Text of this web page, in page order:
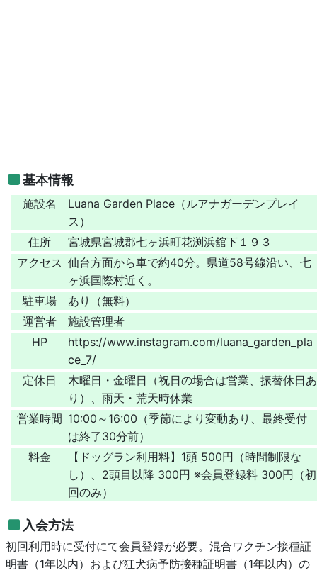
基本情報
施設名
Luana Garden Place（ルアナガーデンプレイ
ス）
住所
宮城県宮城郡七ヶ浜町花渕浜舘下１９３
アクセス 仙台方面から車で約40分。県道58号線沿い、七
ヶ浜国際村近く。
駐車場
あり（無料）
運営者
施設管理者
HP
https://www.instagram.com/luana_garden_pla
ce_7/
定休日
木曜日・金曜日（祝日の場合は営業、振替休日あ
り）、雨天・荒天時休業
営業時間 10:00～16:00（季節により変動あり、最終受付
は終了30分前）
料金
【ドッグラン利用料】1頭 500円（時間制限な
し）、2頭目以降 300円 ※会員登録料 300円（初
回のみ）
入会方法
初回利用時に受付にて会員登録が必要。混合ワクチン接種証
明書（1年以内）および狂犬病予防接種証明書（1年以内）の